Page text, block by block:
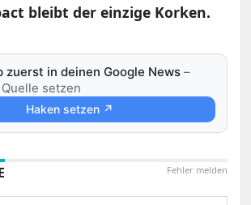
bleibt der einzige Korken.
zuerst in deinen Google News –
setzen
Haken setzen ↗
Fehler melden